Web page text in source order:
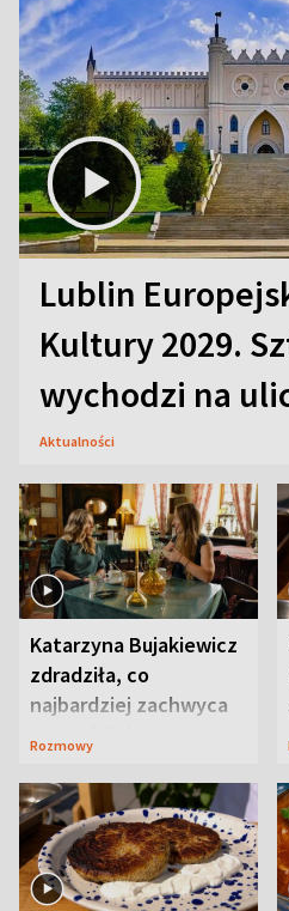
Lublin
Kultury 2029.
wychodzi na
Aktualności
Katarzyna Bujakiewicz
zdradziła, co
najbardziej zachwyca
ją w Lublinie
Rozmowy